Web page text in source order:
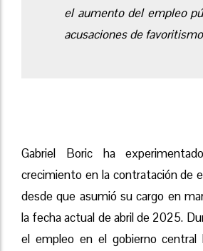
el aumento del empleo
acusaciones de
Gabriel Boric ha
crecimiento en la contratación de
desde que asumió su cargo en
la fecha actual de abril de 2025.
el empleo en el gobierno central